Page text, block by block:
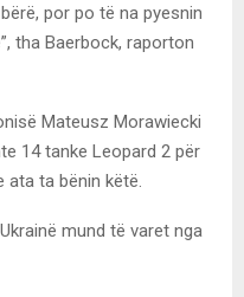
por po të na pyesnin
tha Baerbock, raporton
Mateusz Morawiecki
14 tanke Leopard 2 për
ta bënin këtë.
mund të varet nga